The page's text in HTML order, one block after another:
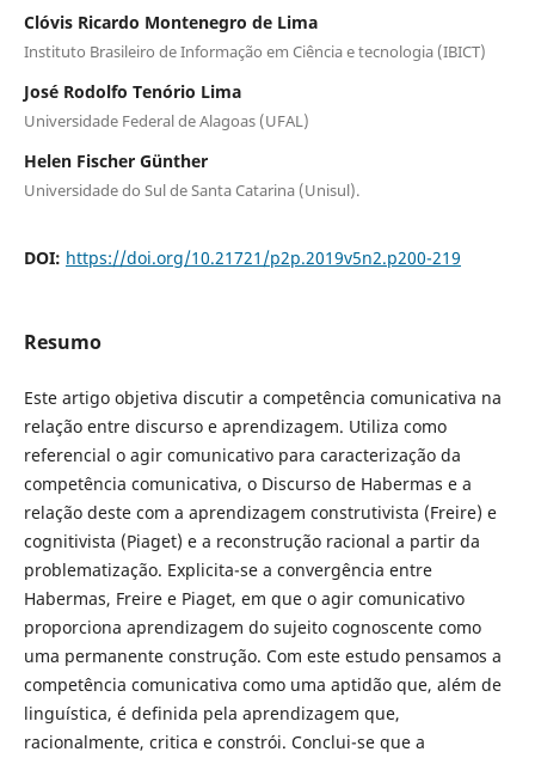
Clóvis Ricardo Montenegro de Lima
Instituto Brasileiro de Informação em Ciência e tecnologia (IBICT)
José Rodolfo Tenório Lima
Universidade Federal de Alagoas (UFAL)
Helen Fischer Günther
Universidade do Sul de Santa Catarina (Unisul).
DOI: https://doi.org/10.21721/p2p.2019v5n2.p200-219
Resumo
Este artigo objetiva discutir a competência comunicativa na
relação entre discurso e aprendizagem. Utiliza como
referencial o agir comunicativo para caracterização da
competência comunicativa, o Discurso de Habermas e a
relação deste com a aprendizagem construtivista (Freire) e
cognitivista (Piaget) e a reconstrução racional a partir da
problematização. Explicita-se a convergência entre
Habermas, Freire e Piaget, em que o agir comunicativo
proporciona aprendizagem do sujeito cognoscente como
uma permanente construção. Com este estudo pensamos a
competência comunicativa como uma aptidão que, além de
linguística, é definida pela aprendizagem que,
racionalmente, critica e constrói. Conclui-se que a